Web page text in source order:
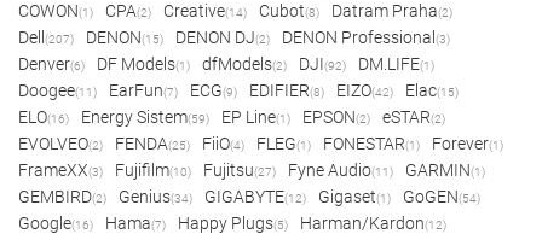
COWON(1) CPA(2) Creative(14) Cubot(8) Datram Praha(2)
Dell (207) DENON(15) DENON DJ(2) DENON Professional (3)
Denver(6) DF Models(1) dfModels(2) DJI(92) DM.LIFE(1)
Doogee(11) EarFun(7) ECG(9) EDIFIER(8) EIZO(42) Elac(15)
ELO(16) Energy Sistem(59) EP Line(1) EPSON(2) eSTAR(2)
EVOLVEO(2) FENDA(25) FiiO(4) FLEG(1) FONESTAR(1) Forever(1)
FrameXX(3) Fujifilm(10) Fujitsu(27) Fyne Audio(11) GARMIN(1)
GEMBIRD(2) Genius(34) GIGABYTE(12) Gigaset(1) GoGEN(54)
Google(16) Hama(7) Happy Plugs(5) Harman/Kardon(12)